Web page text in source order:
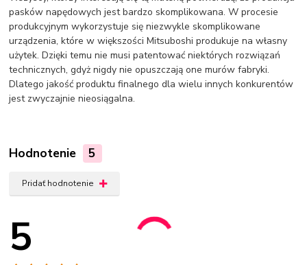
pasków napędowych jest bardzo skomplikowana. W procesie
produkcyjnym wykorzystuje się niezwykle skomplikowane
urządzenia, które w większości Mitsuboshi produkuje na własny
użytek. Dzięki temu nie musi patentować niektórych rozwiązań
technicznych, gdyż nigdy nie opuszczają one murów fabryki.
Dlatego jakość produktu finalnego dla wielu innych konkurentów
jest zwyczajnie nieosiągalna.
Hodnotenie 5
Pridať hodnotenie
5